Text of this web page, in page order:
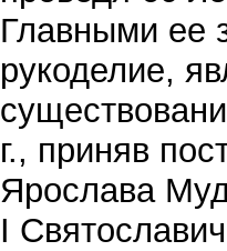
Главными ее
рукоделие,
г., приняв
Ярослава
I